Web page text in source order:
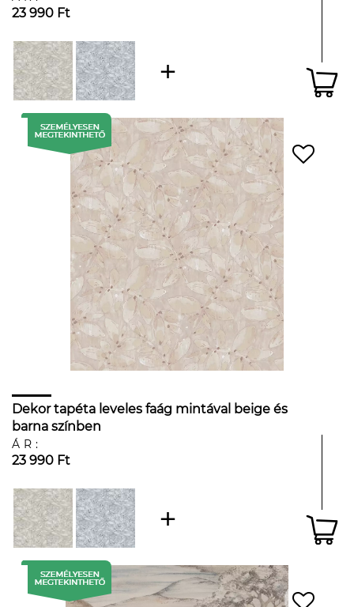
23 990 Ft
Dekor tapéta leveles faág mintával beige és
barna színben
ÁR:
23 990 Ft